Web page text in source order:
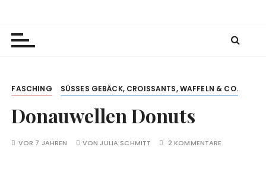
FASCHING SÜSSES GEBÄCK, CROISSANTS, WAFFELN & CO.
Donauwellen Donuts
VOR 7 JAHREN VON JULIA SCHMITT 2 KOMMENTARE